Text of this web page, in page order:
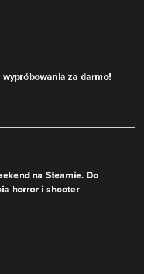
wypróbowania za darmo!
na Steamie. Do
horror i shooter